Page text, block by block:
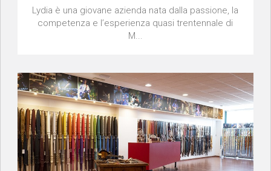
Lydia è una giovane azienda nata dalla passione, la
competenza e l’esperienza quasi trentennale di
M...